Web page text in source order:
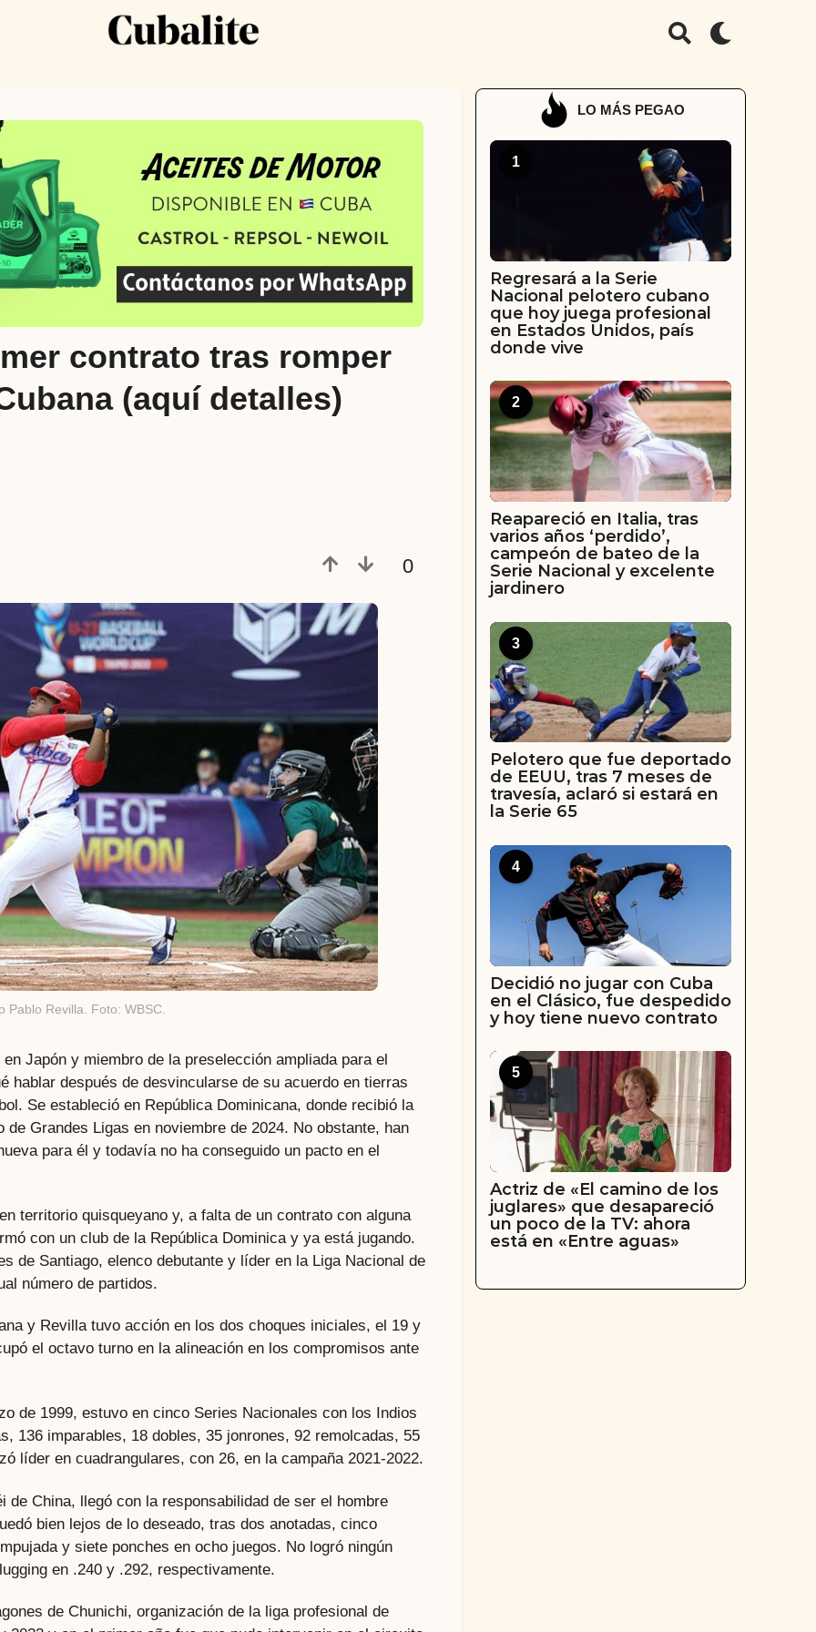
contrato tras romper
(aquí detalles)
0
Pablo Revilla. Foto: WBSC.
Japón y miembro de la preselección ampliada para el
hablar después de desvincularse de su acuerdo en tierras
Se estableció en República Dominicana, donde recibió la
Grandes Ligas en noviembre de 2024. No obstante, han
para él y todavía no ha conseguido un pacto en el
territorio quisqueyano y, a falta de un contrato con alguna
con un club de la República Dominica y ya está jugando.
de Santiago, elenco debutante y líder en la Liga Nacional de
número de partidos.
y Revilla tuvo acción en los dos choques iniciales, el 19 y
el octavo turno en la alineación en los compromisos ante
de 1999, estuvo en cinco Series Nacionales con los Indios
136 imparables, 18 dobles, 35 jonrones, 92 remolcadas, 55
líder en cuadrangulares, con 26, en la campaña 2021-2022.
de China, llegó con la responsabilidad de ser el hombre
bien lejos de lo deseado, tras dos anotadas, cinco
y siete ponches en ocho juegos. No logró ningún
en .240 y .292, respectivamente.
de Chunichi, organización de la liga profesional de
LO MÁS PEGAO
1
Regresará a la Serie
Nacional pelotero cubano
que hoy juega profesional
en Estados Unidos, país
donde vive
2
Reapareció en Italia, tras
varios años ‘perdido’,
campeón de bateo de la
Serie Nacional y excelente
jardinero
3
Pelotero que fue deportado
de EEUU, tras 7 meses de
travesía, aclaró si estará en
la Serie 65
4
Decidió no jugar con Cuba
en el Clásico, fue despedido
y hoy tiene nuevo contrato
5
Actriz de «El camino de los
juglares» que desapareció
un poco de la TV: ahora
está en «Entre aguas»